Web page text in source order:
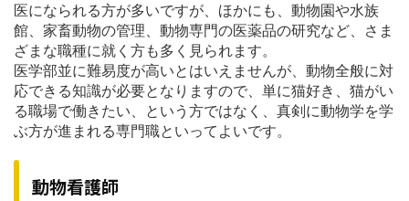
医になられる方が多いですが、ほかにも、動物園や水族
館、家畜動物の管理、動物専門の医薬品の研究など、さま
ざまな職種に就く方も多く見られます。
医学部並に難易度が高いとはいえませんが、動物全般に対
応できる知識が必要となりますので、単に猫好き、猫がい
る職場で働きたい、という方ではなく、真剣に動物学を学
ぶ方が進まれる専門職といってよいです。
動物看護師